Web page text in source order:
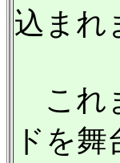
込まれ
これ
ドを